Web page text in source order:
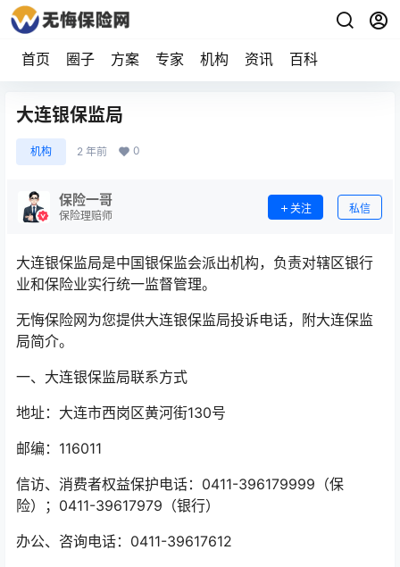
首页 圈子 方案 专家 机构 资讯 百科
大连银保监局
机构 2 年前 0
保险一哥
保险理赔师
关注 私信
大连银保监局是中国银保监会派出机构，负责对辖区银行
业和保险业实行统一监督管理。
无悔保险网为您提供大连银保监局投诉电话，附大连保监
局简介。
一、大连银保监局联系方式
地址：大连市西岗区黄河街130号
邮编：116011
信访、消费者权益保护电话：0411-396179999（保
险）；0411-39617979（银行）
办公、咨询电话：0411-39617612